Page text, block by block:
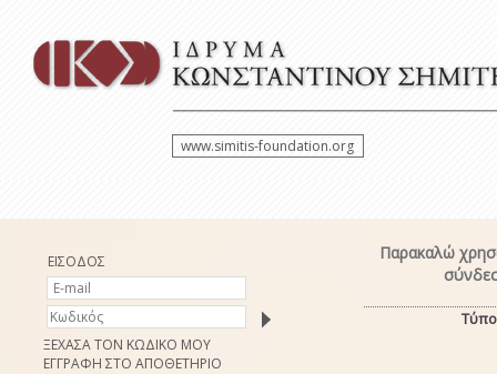
www.simitis-foundation.org
ΕΙΣΟΔΟΣ
ΞΕΧΑΣΑ ΤΟΝ ΚΩΔΙΚΟ ΜΟΥ
ΕΓΓΡΑΦΗ ΣΤΟ ΑΠΟΘΕΤΗΡΙΟ
Παρακαλώ